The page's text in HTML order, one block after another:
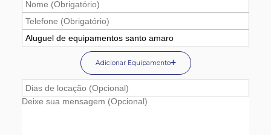
Adicionar Equipamento